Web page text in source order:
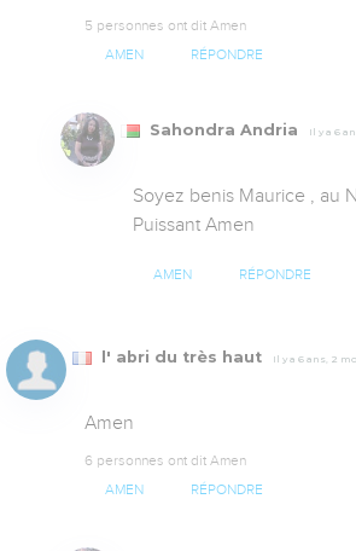
5 personnes ont dit Amen
AMEN RÉPONDRE
Sahondra Andria Il y a 6
Soyez benis Maurice , au
Puissant Amen
AMEN RÉPONDRE
l' abri du très haut Il y a 6 ans, 2
Amen
6 personnes ont dit Amen
AMEN RÉPONDRE